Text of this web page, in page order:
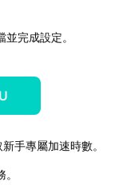
完成設定。
手專屬加速時數。